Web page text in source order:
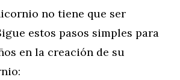
no tiene que ser
estos pasos simples para
en la creación de su